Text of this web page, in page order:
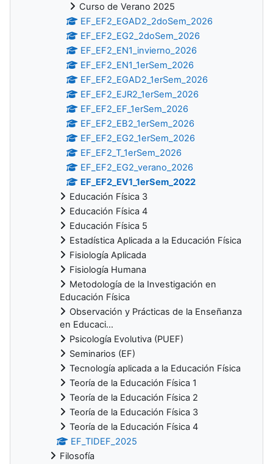
Curso de Verano 2025
EF_EF2_EGAD2_2doSem_2026
EF_EF2_EG2_2doSem_2026
EF_EF2_EN1_invierno_2026
EF_EF2_EN1_1erSem_2026
EF_EF2_EGAD2_1erSem_2026
EF_EF2_EJR2_1erSem_2026
EF_EF2_EF_1erSem_2026
EF_EF2_EB2_1erSem_2026
EF_EF2_EG2_1erSem_2026
EF_EF2_T_1erSem_2026
EF_EF2_EG2_verano_2026
EF_EF2_EV1_1erSem_2022
Educación Física 3
Educación Física 4
Educación Física 5
Estadística Aplicada a la Educación Física
Fisiología Aplicada
Fisiología Humana
Metodología de la Investigación en
Educación Física
Observación y Prácticas de la Enseñanza
en Educaci...
Psicología Evolutiva (PUEF)
Seminarios (EF)
Tecnología aplicada a la Educación Física
Teoría de la Educación Física 1
Teoría de la Educación Física 2
Teoría de la Educación Física 3
Teoría de la Educación Física 4
EF_TIDEF_2025
Filosofía